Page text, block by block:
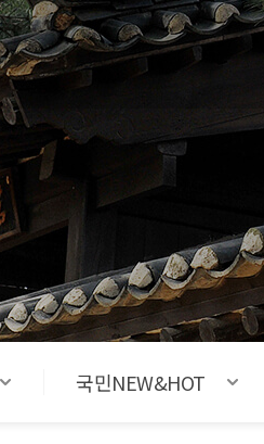
국민NEW&HOT